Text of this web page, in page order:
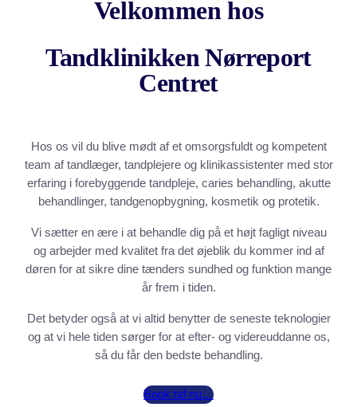
Velkommen hos
Tandklinikken Nørreport
Centret
Hos os vil du blive mødt af et omsorgsfuldt og kompetent
team af tandlæger, tandplejere og klinikassistenter med stor
erfaring i forebyggende tandpleje, caries behandling, akutte
behandlinger, tandgenopbygning, kosmetik og protetik.
Vi sætter en ære i at behandle dig på et højt fagligt niveau
og arbejder med kvalitet fra det øjeblik du kommer ind af
døren for at sikre dine tænders sundhed og funktion mange
år frem i tiden.
Det betyder også at vi altid benytter de seneste teknologier
og at vi hele tiden sørger for at efter- og videreuddanne os,
så du får den bedste behandling.
Book tid nu…